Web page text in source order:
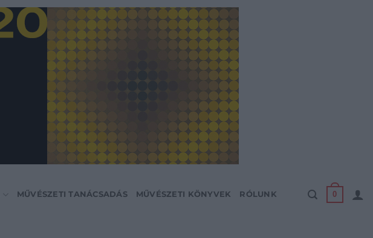
MŰVÉSZETI TANÁCSADÁS MŰVÉSZETI KÖNYVEK RÓLUNK 0